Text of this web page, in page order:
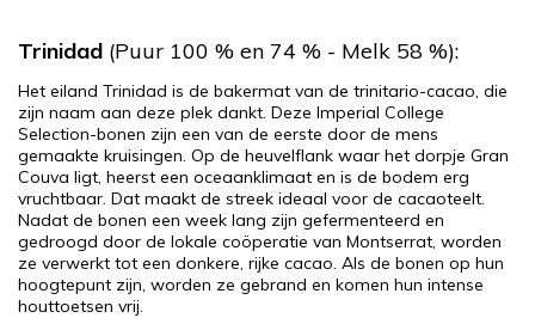
Trinidad (Puur 100 % en 74 % - Melk 58 %):
Het eiland Trinidad is de bakermat van de trinitario-cacao, die
zijn naam aan deze plek dankt. Deze Imperial College
Selection-bonen zijn een van de eerste door de mens
gemaakte kruisingen. Op de heuvelflank waar het dorpje Gran
Couva ligt, heerst een oceaanklimaat en is de bodem erg
vruchtbaar. Dat maakt de streek ideaal voor de cacaoteelt.
Nadat de bonen een week lang zijn gefermenteerd en
gedroogd door de lokale coöperatie van Montserrat, worden
ze verwerkt tot een donkere, rijke cacao. Als de bonen op hun
hoogtepunt zijn, worden ze gebrand en komen hun intense
houttoetsen vrij.